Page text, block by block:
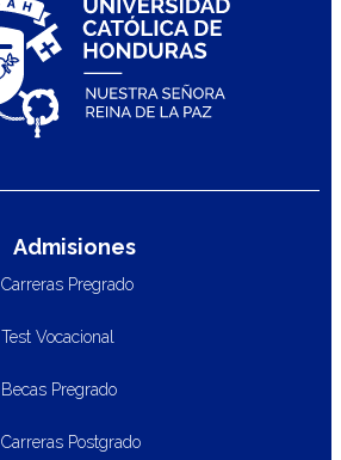
Admisiones
Carreras Pregrado
Test Vocacional
Becas Pregrado
Carreras Postgrado